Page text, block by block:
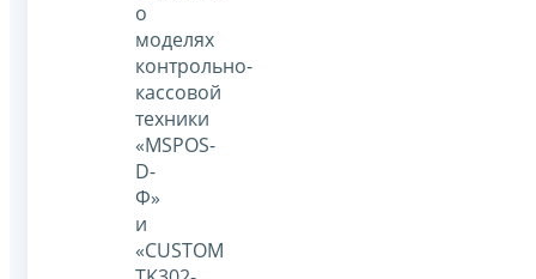
о
моделях
контрольно-
кассовой
техники
«MSPOS-
D-
Ф»
и
«CUSTOM